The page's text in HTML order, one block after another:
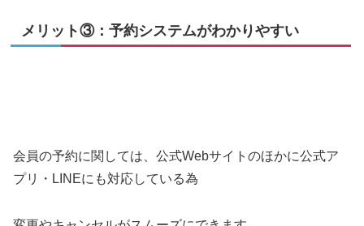
メリット③：予約システムがわかりやすい
会員の予約に関しては、公式Webサイトのほかに公式ア
プリ・LINEにも対応している為